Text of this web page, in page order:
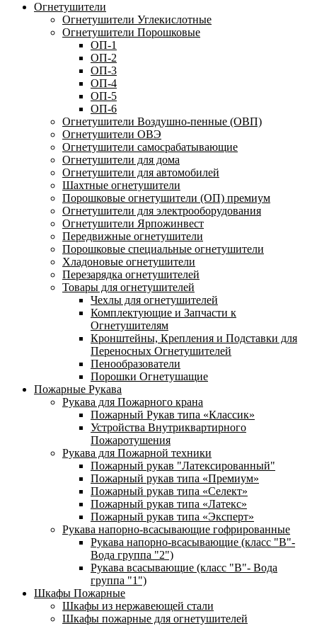
Огнетушители
Огнетушители Углекислотные
Огнетушители Порошковые
ОП-1
ОП-2
ОП-3
ОП-4
ОП-5
ОП-6
Огнетушители Воздушно-пенные (ОВП)
Огнетушители ОВЭ
Огнетушители самосрабатывающие
Огнетушители для дома
Огнетушители для автомобилей
Шахтные огнетушители
Порошковые огнетушители (ОП) премиум
Огнетушители для электрооборудования
Огнетушители Ярпожинвест
Передвижные огнетушители
Порошковые специальные огнетушители
Хладоновые огнетушители
Перезарядка огнетушителей
Товары для огнетушителей
Чехлы для огнетушителей
Комплектующие и Запчасти к
Огнетушителям
Кронштейны, Крепления и Подставки для
Переносных Огнетушителей
Пенообразователи
Порошки Огнетушащие
Пожарные Рукава
Рукава для Пожарного крана
Пожарный Рукав типа «Классик»
Устройства Внутриквартирного
Пожаротушения
Рукава для Пожарной техники
Пожарный рукав "Латексированный"
Пожарный рукав типа «Премиум»
Пожарный рукав типа «Селект»
Пожарный рукав типа «Латекс»
Пожарный рукав типа «Эксперт»
Рукава напорно-всасывающие гофрированные
Рукава напорно-всасывающие (класс "В"-
Вода группа "2")
Рукава всасывающие (класс "В"- Вода
группа "1")
Шкафы Пожарные
Шкафы из нержавеющей стали
Шкафы пожарные для огнетушителей